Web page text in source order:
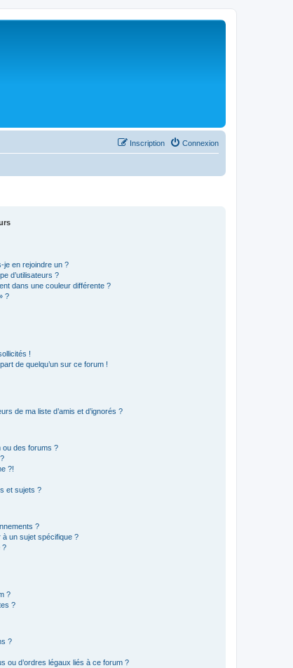
Connexion
Inscription
je en rejoindre un ?
d’utilisateurs ?
dans une couleur différente ?
?
!
de quelqu’un sur ce forum !
de ma liste d’amis et d’ignorés ?
ou des forums ?
?!
et sujets ?
?
à un sujet spécifique ?
?
?
?
?
ou d’ordres légaux liés à ce forum ?